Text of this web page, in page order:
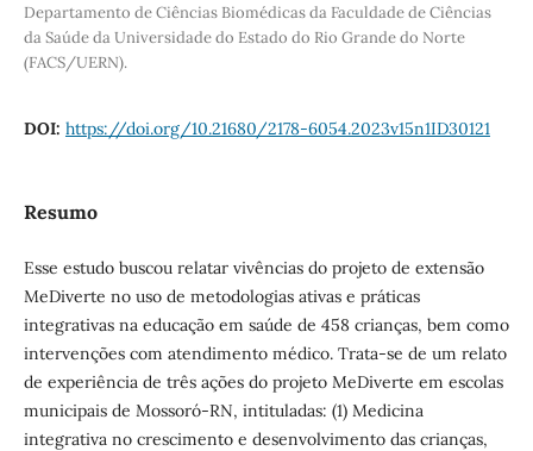
Departamento de Ciências Biomédicas da Faculdade de Ciências
da Saúde da Universidade do Estado do Rio Grande do Norte
(FACS/UERN).
DOI: https://doi.org/10.21680/2178-6054.2023v15n1ID30121
Resumo
Esse estudo buscou relatar vivências do projeto de extensão
MeDiverte no uso de metodologias ativas e práticas
integrativas na educação em saúde de 458 crianças, bem como
intervenções com atendimento médico. Trata-se de um relato
de experiência de três ações do projeto MeDiverte em escolas
municipais de Mossoró-RN, intituladas: (1) Medicina
integrativa no crescimento e desenvolvimento das crianças,